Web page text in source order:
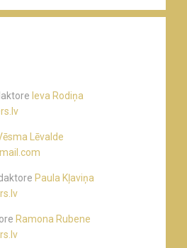
Ieva Rodiņa
Lēvalde
Paula Kļaviņa
Ramona Rubene